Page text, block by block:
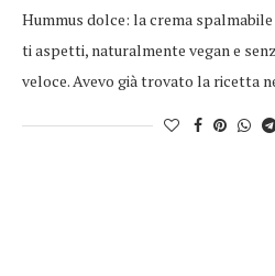
Hummus dolce: la crema
ti aspetti, naturalmente vegan e
veloce. Avevo già trovato la ricetta